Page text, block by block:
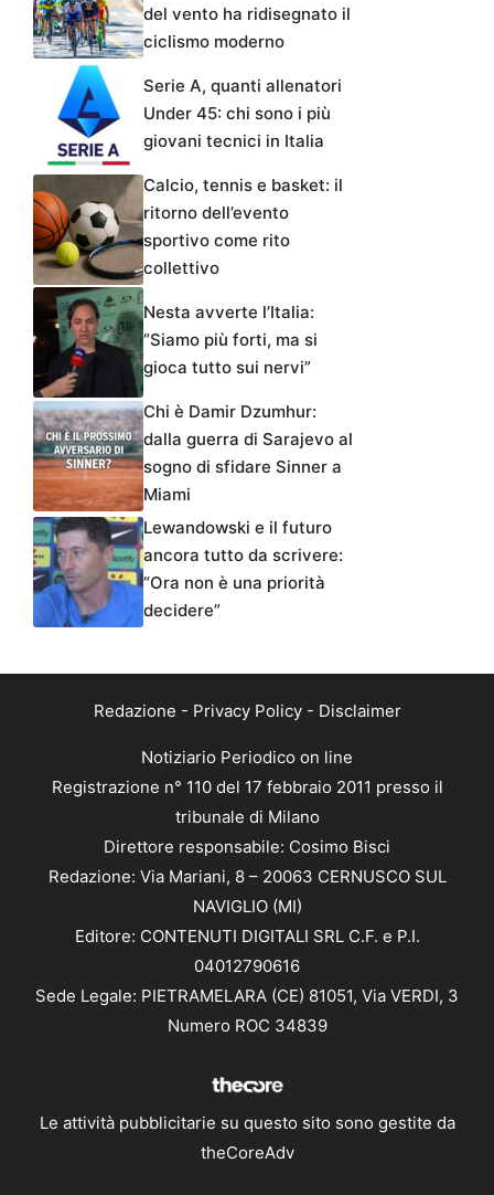
del vento ha ridisegnato il
ciclismo moderno
Serie A, quanti allenatori
Under 45: chi sono i più
giovani tecnici in Italia
Calcio, tennis e basket: il
ritorno dell’evento
sportivo come rito
collettivo
Nesta avverte l’Italia:
“Siamo più forti, ma si
gioca tutto sui nervi”
Chi è Damir Dzumhur:
dalla guerra di Sarajevo al
sogno di sfidare Sinner a
Miami
Lewandowski e il futuro
ancora tutto da scrivere:
“Ora non è una priorità
decidere”
Redazione - Privacy Policy- Disclaimer
Notiziario Periodico on line
Registrazione n° 110 del 17 febbraio 2011 presso il
tribunale di Milano
Direttore responsabile: Cosimo Bisci
Redazione: Via Mariani, 8 – 20063 CERNUSCO SUL
NAVIGLIO (MI)
Editore: CONTENUTI DIGITALI SRL C.F. e P.I.
04012790616
Sede Legale: PIETRAMELARA (CE) 81051, Via VERDI, 3
Numero ROC 34839
Le attività pubblicitarie su questo sito sono gestite da
theCoreAdv